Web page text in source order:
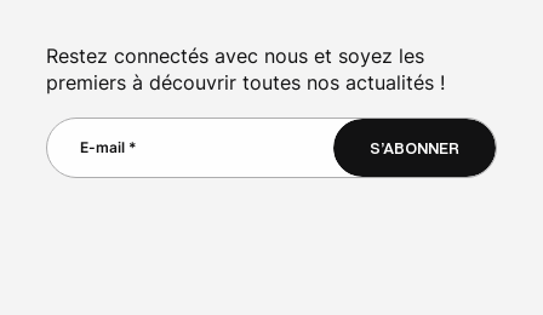
Restez connectés avec nous et soyez les
premiers à découvrir toutes nos actualités !
S’ABONNER